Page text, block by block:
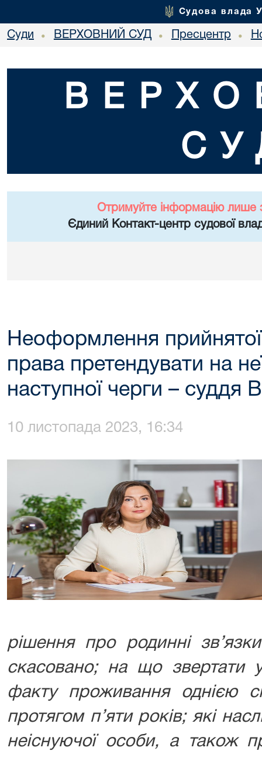
Судова влада
Суди • ВЕРХОВНИЙ СУД • Пресцентр •
Отримуйте інформацію лише
Єдиний Контакт-центр судової
Неоформлення
права претендувати на
наступної черги – суддя
10 листопада 2023, 16:34
рішення про родинні
скасовано; на що звертати
факту проживання однією
протягом п’яти років; які
неіснуючої особи, а також